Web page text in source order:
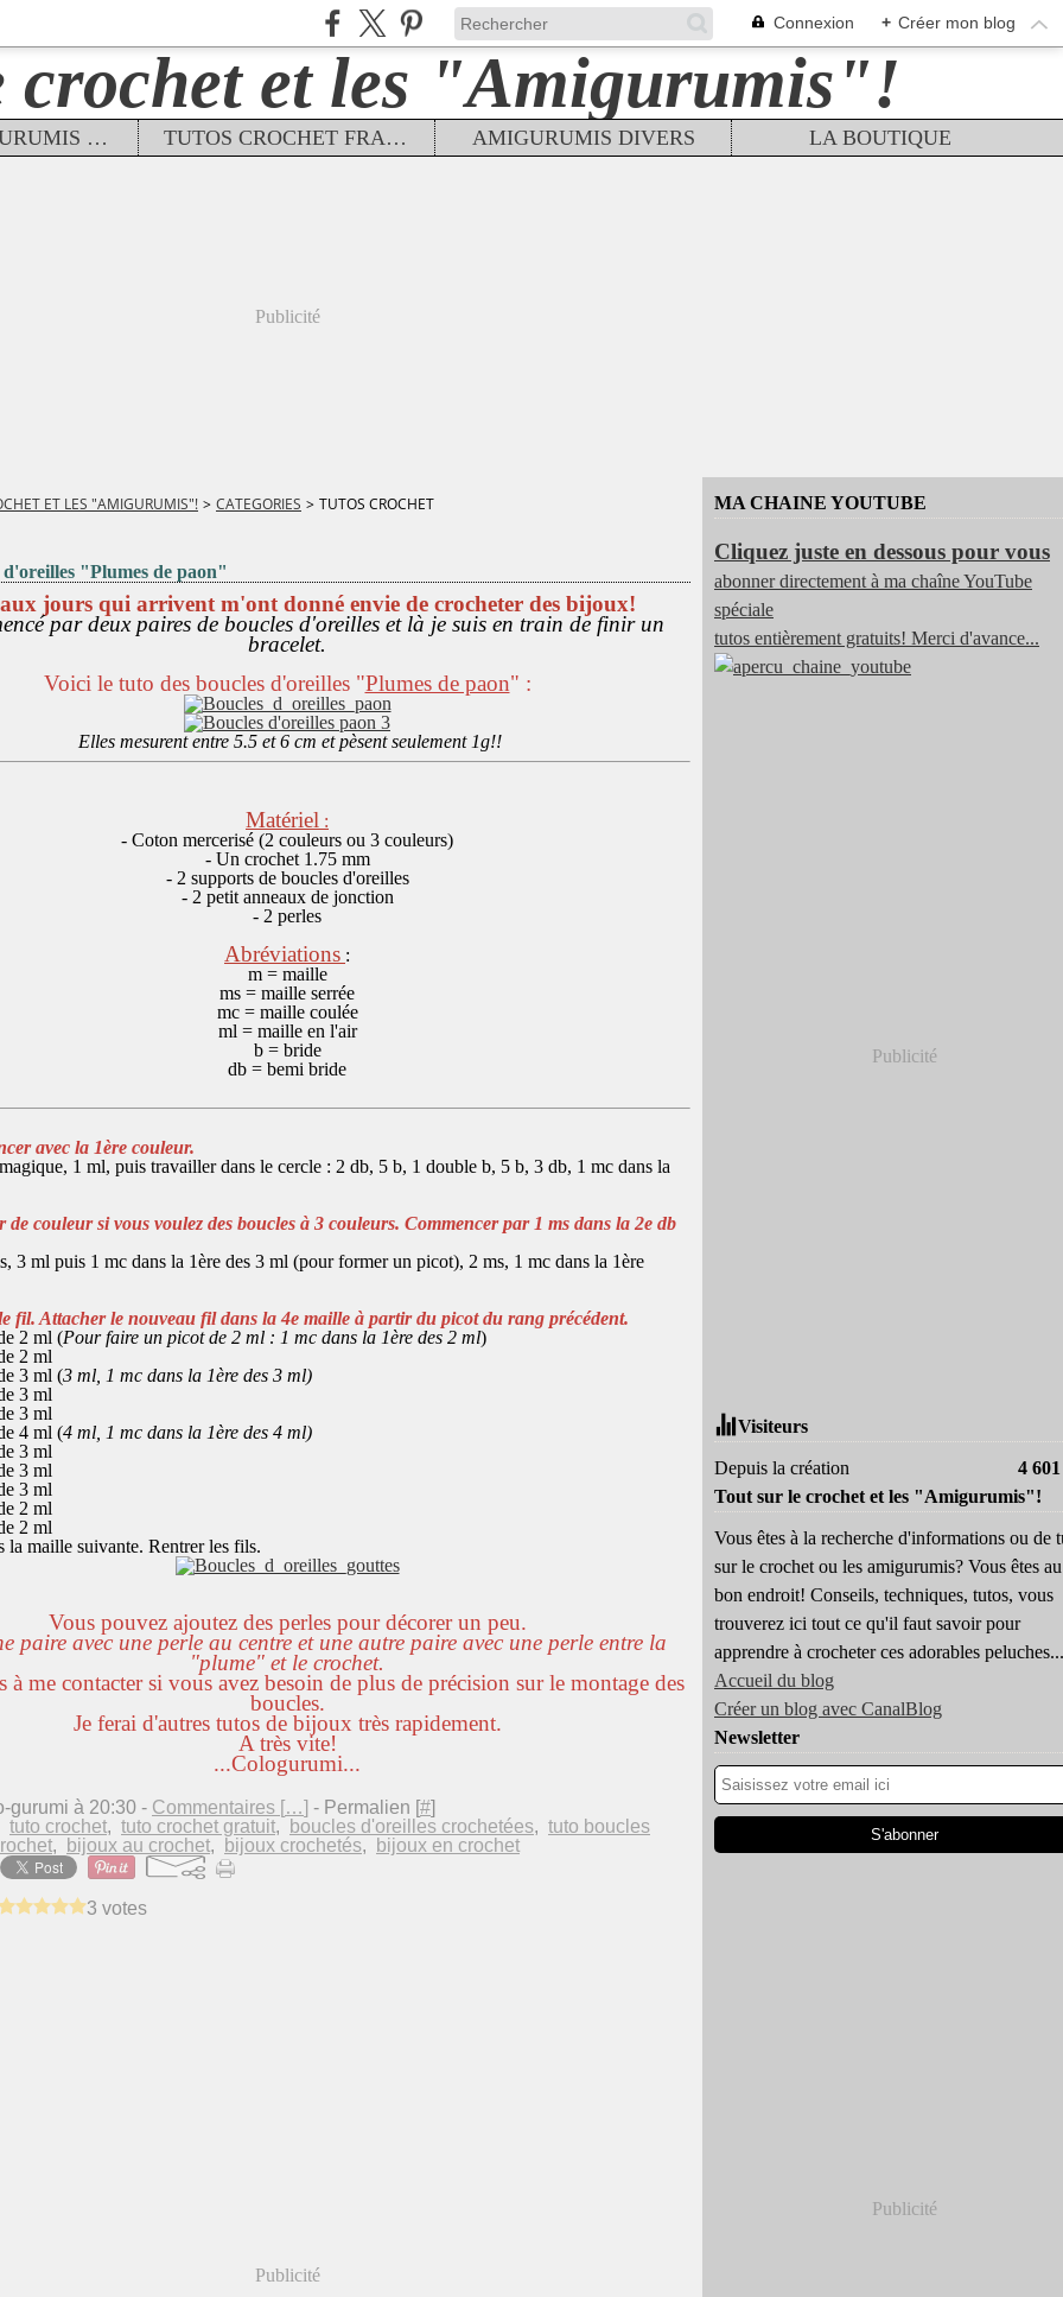
Connexion + Créer mon blog
TUTOS AMIGURUMIS FRANÇAIS TUTOS CROCHET FRANÇAIS AMIGURUMIS DIVERS LA BOUTIQUE
Publicité
ET LES "AMIGURUMIS"! > CATEGORIES > TUTOS CROCHET
"Plumes de paon"
jours qui arrivent m'ont donné envie de crocheter des bijoux!
par deux paires de boucles d'oreilles et là je suis en train de finir un
bracelet.
Voici le tuto des boucles d'oreilles "Plumes de paon" :
Elles mesurent entre 5.5 et 6 cm et pèsent seulement 1g!!
Matériel :
- Coton mercerisé (2 couleurs ou 3 couleurs)
- Un crochet 1.75 mm
- 2 supports de boucles d'oreilles
- 2 petit anneaux de jonction
- 2 perles
Abréviations :
m = maille
ms = maille serrée
mc = maille coulée
ml = maille en l'air
b = bride
db = bemi bride
avec la 1ère couleur.
1 ml, puis travailler dans le cercle : 2 db, 5 b, 1 double b, 5 b, 3 db, 1 mc dans la
de couleur si vous voulez des boucles à 3 couleurs. Commencer par 1 ms dans la 2e db
3 ml puis 1 mc dans la 1ère des 3 ml (pour former un picot), 2 ms, 1 mc dans la 1ère
fil. Attacher le nouveau fil dans la 4e maille à partir du picot du rang précédent.
2 ml (Pour faire un picot de 2 ml : 1 mc dans la 1ère des 2 ml)
2 ml
3 ml (3 ml, 1 mc dans la 1ère des 3 ml)
3 ml
3 ml
4 ml (4 ml, 1 mc dans la 1ère des 4 ml)
3 ml
3 ml
3 ml
2 ml
2 ml
la maille suivante. Rentrer les fils.
Vous pouvez ajoutez des perles pour décorer un peu.
paire avec une perle au centre et une autre paire avec une perle entre la
"plume" et le crochet.
à me contacter si vous avez besoin de plus de précision sur le montage des
boucles.
Je ferai d'autres tutos de bijoux très rapidement.
A très vite!
...Cologurumi...
gurumi à 20:30 - Commentaires […] - Permalien [#]
tuto crochet, tuto crochet gratuit, boucles d'oreilles crochetées, tuto boucles
, bijoux au crochet, bijoux crochetés, bijoux en crochet
3 votes
Publicité
MA CHAINE YOUTUBE
Cliquez juste en dessous pour vous
abonner directement à ma chaîne YouTube
spéciale
tutos entièrement gratuits! Merci d'avance...
Publicité
Visiteurs
Depuis la création
4
Tout sur le crochet et les "Amigurumis"!
Vous êtes à la recherche d'informations ou de
sur le crochet ou les amigurumis? Vous êtes au
bon endroit! Conseils, techniques, tutos, vous
trouverez ici tout ce qu'il faut savoir pour
apprendre à crocheter ces adorables peluches...
Accueil du blog
Créer un blog avec CanalBlog
Newsletter
Publicité